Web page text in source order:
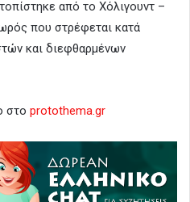
από το Χόλιγουντ –
που στρέφεται κατά
και διεφθαρμένων
στο protothema.gr